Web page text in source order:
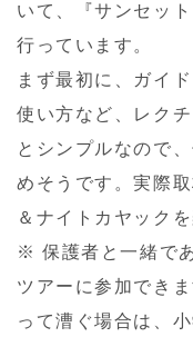
いて、『サンセッ
行っています。
まず最初に、ガイ
使い方など、レク
とシンプルなので
めそうです。実際
＆ナイトカヤック
※ 保護者と一緒で
ツアーに参加でき
って漕ぐ場合は、